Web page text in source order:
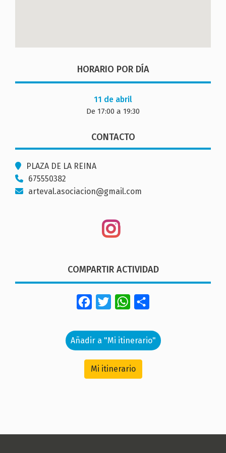
HORARIO POR DÍA
11 de abril
De 17:00 a 19:30
CONTACTO
PLAZA DE LA REINA
675550382
arteval.asociacion@gmail.com
COMPARTIR ACTIVIDAD
FacebookTwitterWhatsApp
Añadir a "Mi itinerario"
Mi itinerario